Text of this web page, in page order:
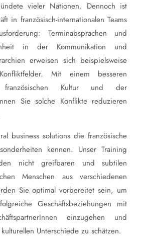
vieler Nationen. Dennoch ist
in französisch-internationalen Teams
Terminabsprachen und
in der Kommunikation und
erweisen sich beispielsweise
Mit einem besseren
Kultur und der
Sie solche Konflikte reduzieren
business solutions die französische
kennen. Unser Training
nicht greifbaren und subtilen
Menschen aus verschiedenen
Sie optimal vorbereitet sein, um
Geschäftsbeziehungen mit
einzugehen und
Unterschiede zu schätzen.